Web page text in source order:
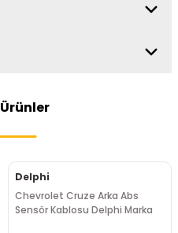
Ürünler
Delphi
Chevrolet Cruze Arka Abs
Sensör Kablosu Delphi Marka